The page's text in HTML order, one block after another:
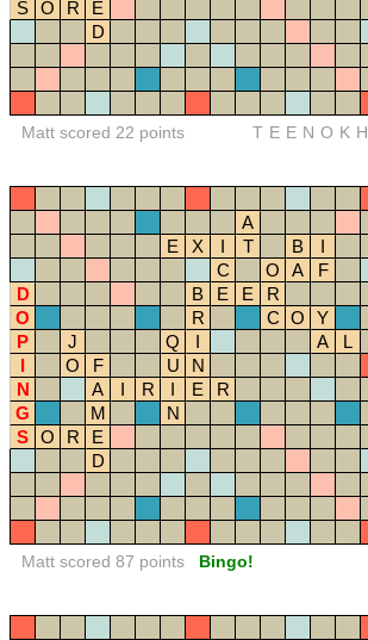
S O R
E
D
Matt scored 22 points TEENOKH
A
E
X I T B
I
C
O A
F
D
B E E
R
O
R C O
Y
P
J Q I A
L
I
O F U
N
N
A I R I E
R
G
M
N
S O R
E
D
Matt scored 87 points Bingo!